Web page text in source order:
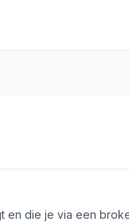
die je via een